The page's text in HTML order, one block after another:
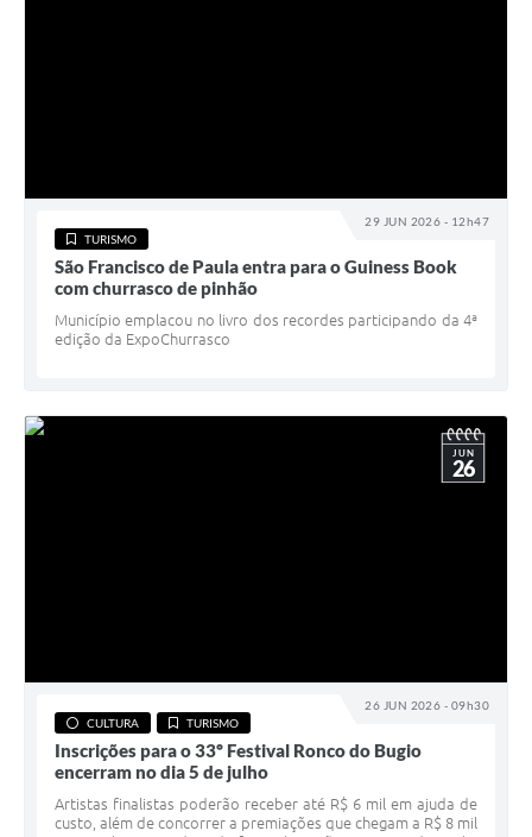
29 JUN 2026 - 12h47
TURISMO
São Francisco de Paula entra para o Guiness Book
com churrasco de pinhão
Município emplacou no livro dos recordes participando da 4ª
edição da ExpoChurrasco
26 JUN 2026 - 09h30
JUN
26
CULTURA TURISMO
Inscrições para o 33º Festival Ronco do Bugio
encerram no dia 5 de julho
Artistas finalistas poderão receber até R$ 6 mil em ajuda de
custo, além de concorrer a premiações que chegam a R$ 8 mil